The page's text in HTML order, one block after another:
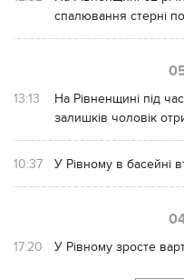
спалювання стерні
13:13
На Рівненщині під
залишків чоловік
10:37 У Рівному в басейні
17:20 У Рівному зросте